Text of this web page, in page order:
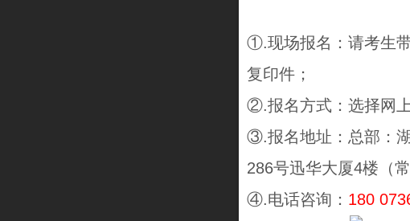
①.现场报名：请考生
复印件；
②.报名方式：选择网
③.报名地址：总部：
286号迅华大厦4楼（
④.电话咨询： 180